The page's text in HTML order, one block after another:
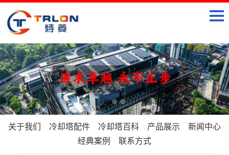
关于我们 冷却塔配件 冷却塔百科 产品展示
新闻中心
经典案例
联系方式